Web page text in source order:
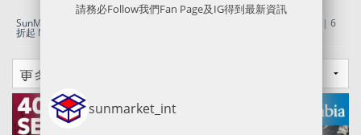
SunMarket 代購．代運．代寄 Columbia官網代購/代運/集運服務指南 | 6
折起 Memorial Sale加額外9折優惠
請務必Follow我們Fan Page及IG得到最新資訊
sunmarket_int